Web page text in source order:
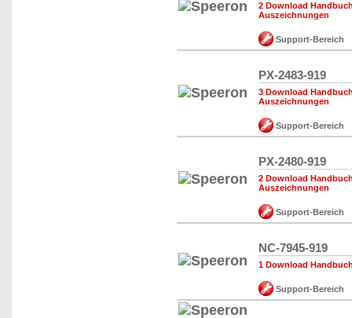
2 Download
Auszeichnungen
Support-Bereich
PX-2483-919
3 Download
Auszeichnungen
Support-Bereich
PX-2480-919
2 Download
Auszeichnungen
Support-Bereich
NC-7945-919
1 Download
Support-Bereich